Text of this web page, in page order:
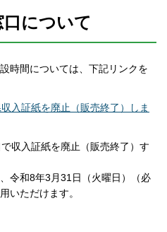
について
時間については、下記リンクを
入証紙を廃止（販売終了）しま
収入証紙を廃止（販売終了）す
令和8年3月31日（火曜日）（必
いただけます。